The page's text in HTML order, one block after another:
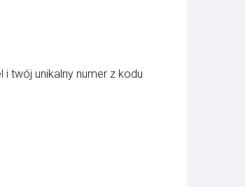
twój unikalny numer z kodu